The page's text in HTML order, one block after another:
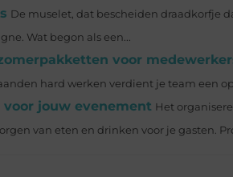
De muselet, dat bescheiden draadkorfje
Wat begon als een...
voor
hard werken verdient je team een
jouw evenement Het
van eten en drinken voor je gasten.